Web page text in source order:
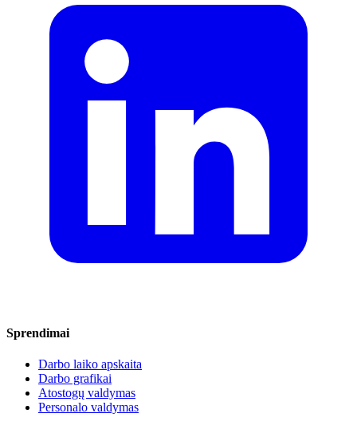
Sprendimai
Darbo laiko apskaita
Darbo grafikai
Atostogų valdymas
Personalo valdymas